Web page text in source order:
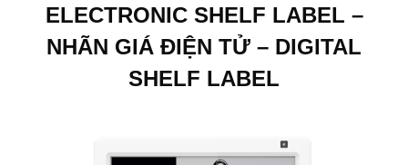
ELECTRONIC SHELF LABEL –
NHÃN GIÁ ĐIỆN TỬ – DIGITAL
SHELF LABEL